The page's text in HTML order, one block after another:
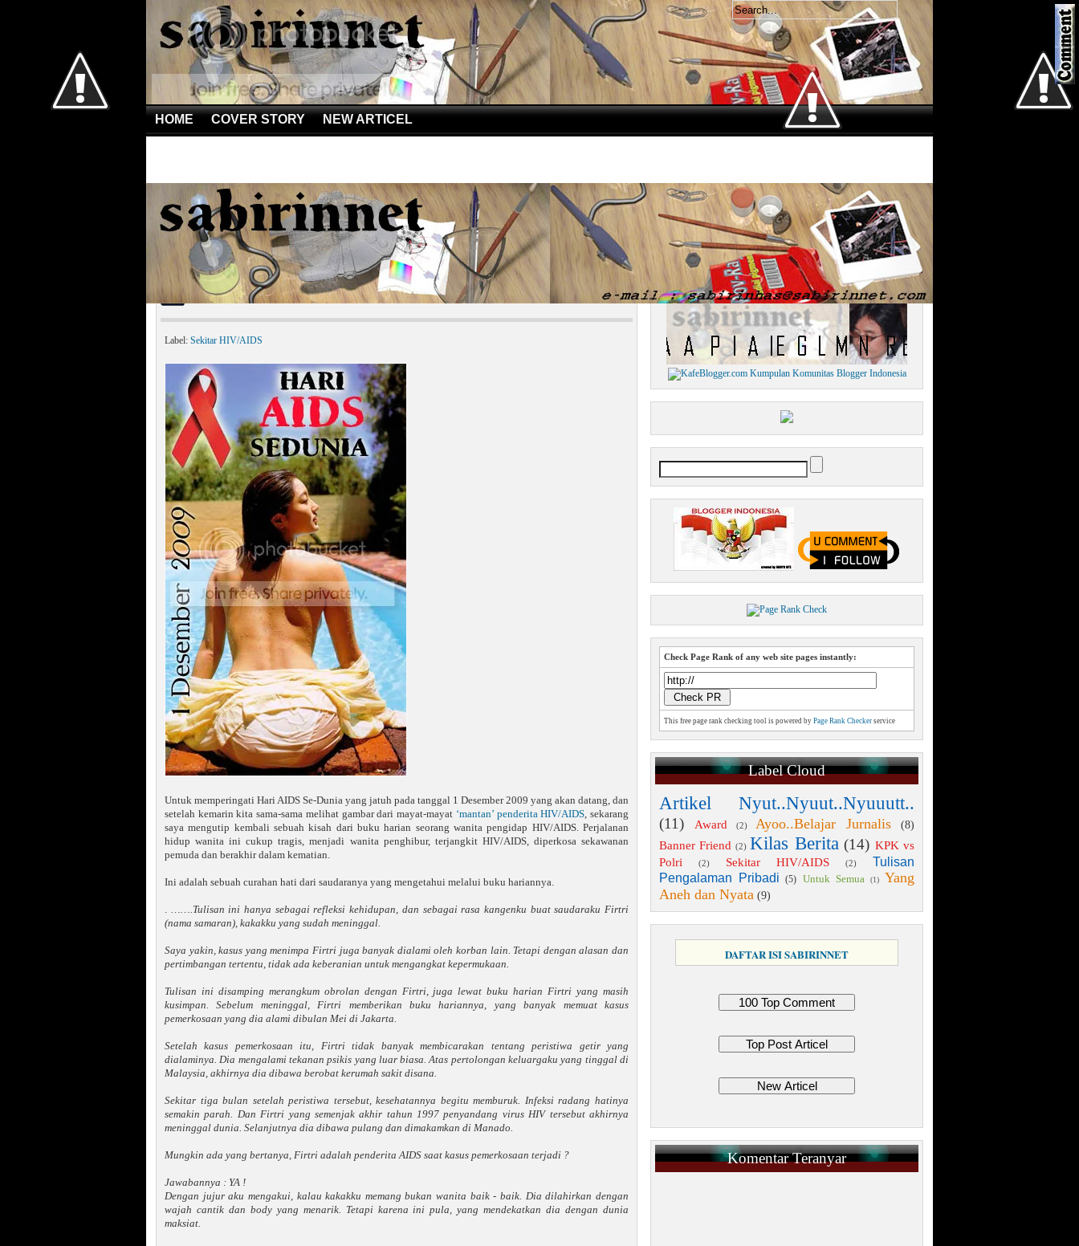
HOME COVER STORY NEW ARTICEL
Sekitar HIV/AIDS»Kisah Hidup Penderita AIDS | Curhat Cintia Untuk Saudaranya
Kisah Hidup Penderita AIDS | Curhat Cintia Untuk Saudaranya
Label: Sekitar HIV/AIDS
Untuk memperingati Hari AIDS Se-Dunia yang jatuh pada tanggal 1 Desember 2009 yang akan datang, dan
setelah kemarin kita sama-sama melihat gambar dari mayat-mayat ‘mantan’ penderita HIV/AIDS, sekarang
saya mengutip kembali sebuah kisah dari buku harian seorang wanita pengidap HIV/AIDS. Perjalanan
hidup wanita ini cukup tragis, menjadi wanita penghibur, terjangkit HIV/AIDS, diperkosa sekawanan
pemuda dan berakhir dalam kematian.
Ini adalah sebuah curahan hati dari saudaranya yang mengetahui melalui buku hariannya.
. …….Tulisan ini hanya sebagai refleksi kehidupan, dan sebagai rasa kangenku buat saudaraku Firtri
(nama samaran), kakakku yang sudah meninggal.
Saya yakin, kasus yang menimpa Firtri juga banyak dialami oleh korban lain. Tetapi dengan alasan dan
pertimbangan tertentu, tidak ada keberanian untuk mengangkat kepermukaan.
Tulisan ini disamping merangkum obrolan dengan Firtri, juga lewat buku harian Firtri yang masih
kusimpan. Sebelum meninggal, Firtri memberikan buku hariannya, yang banyak memuat kasus
pemerkosaan yang dia alami dibulan Mei di Jakarta.
Setelah kasus pemerkosaan itu, Firtri tidak banyak membicarakan tentang peristiwa getir yang
dialaminya. Dia mengalami tekanan psikis yang luar biasa. Atas pertolongan keluargaku yang tinggal di
Malaysia, akhirnya dia dibawa berobat kerumah sakit disana.
Sekitar tiga bulan setelah peristiwa tersebut, kesehatannya begitu memburuk. Infeksi radang hatinya
semakin parah. Dan Firtri yang semenjak akhir tahun 1997 penyandang virus HIV tersebut akhirnya
meninggal dunia. Selanjutnya dia dibawa pulang dan dimakamkan di Manado.
Mungkin ada yang bertanya, Firtri adalah penderita AIDS saat kasus pemerkosaan terjadi ?
Jawabannya : YA !
Dengan jujur aku mengakui, kalau kakakku memang bukan wanita baik - baik. Dia dilahirkan dengan
wajah cantik dan body yang menarik. Tetapi karena ini pula, yang mendekatkan dia dengan dunia
maksiat.
Welcome
Kamis 6 Agustus 2026
Check Page Rank of any web site pages instantly:
This free page rank checking tool is powered by Page Rank Checker service
Label Cloud
Artikel Nyut..Nyuut..Nyuuutt..
(11) Award (2) Ayoo..Belajar Jurnalis
(8)
Banner Friend (2) Kilas Berita (14) KPK vs
Polri
(2) Sekitar HIV/AIDS (2)
Tulisan
Pengalaman Pribadi (5) Untuk Semua (1)
Yang
Aneh dan Nyata (9)
DAFTAR ISI SABIRINNET
Komentar Teranyar